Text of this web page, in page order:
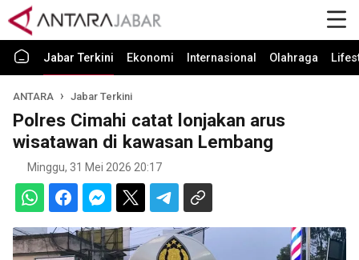
Jabar Terkini Ekonomi Internasional Olahraga
ANTARA Jabar Terkini
Polres Cimahi catat lonjakan arus
wisatawan di kawasan Lembang
Minggu, 31 Mei 2026 20:17